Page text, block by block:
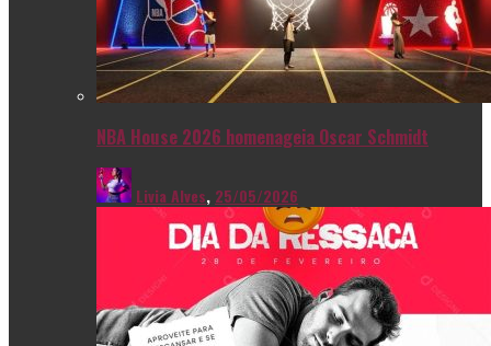
NBA House 2026 homenageia Oscar Schmidt
Livia Alves, 25/05/2026